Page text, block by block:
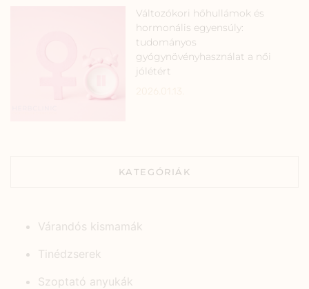
Változókori hőhullámok és
hormonális egyensúly:
tudományos
gyógynövényhasználat a női
jólétért
KATEGÓRIÁK
Várandós kismamák
Tinédzserek
Szoptató anyukák